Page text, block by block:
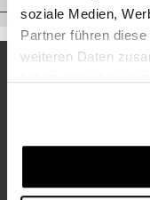
soziale Medien,
Partner führen
weiteren Daten